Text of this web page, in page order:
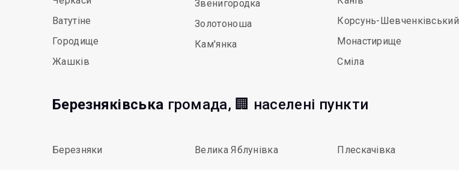
Ватутіне
Городище
Жашків
Звенигородка
Золотоноша
Кам'янка
Корсунь-Шевченківський
Монастирище
Сміла
Березняківська громада, 🏢 населені пункти
Березняки Велика Яблунівка Плескачівка